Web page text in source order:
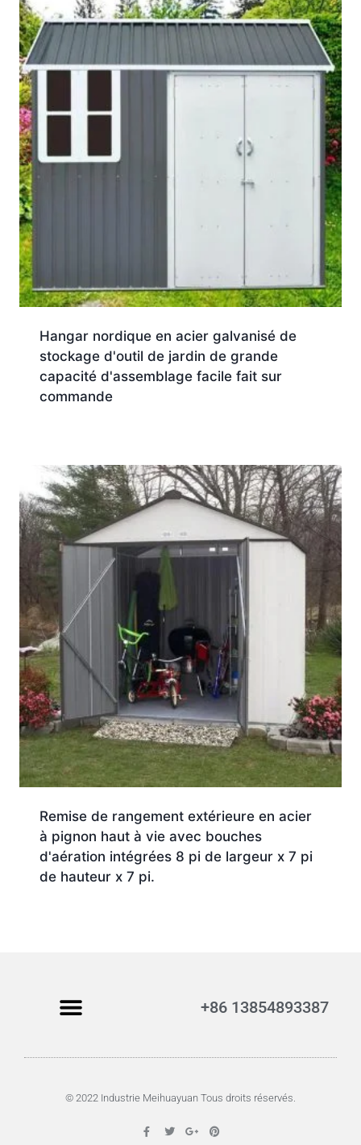
Hangar nordique en acier galvanisé de
stockage d'outil de jardin de grande
capacité d'assemblage facile fait sur
commande
Remise de rangement extérieure en acier
à pignon haut à vie avec bouches
d'aération intégrées 8 pi de largeur x 7 pi
de hauteur x 7 pi.
+86 13854893387
© 2022 Industrie Meihuayuan Tous droits réservés.